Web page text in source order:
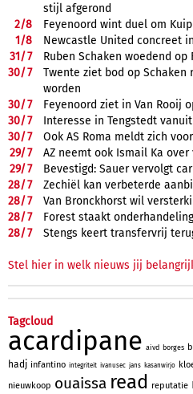
stijl afgerond
2/8
Feyenoord wint duel om
1/8
Newcastle United concreet
31/7
Ruben Schaken woedend op
30/7
Twente ziet bod op
worden
30/7
Feyenoord ziet in Van Rooij
30/7
Interesse in Tengstedt vanuit
30/7
Ook AS Roma meldt zich
29/7
AZ neemt ook Ismail Ka over
29/7
Bevestigd: Sauer vervolgt
28/7
Zechiël kan verbeterde
28/7
Van Bronckhorst wil
28/7
Forest staakt
28/7 Stengs keert transfervrij
Stel hier in welk nieuws jij
Tagcloud
acardipane aivd borges
hadj infantino integriteit ivanusec jans kasanwirjo
nieuwkoop ouaissa read reputatie